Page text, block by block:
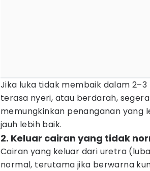
Jika luka tidak membaik dalam
terasa nyeri, atau berdarah,
memungkinkan penanganan yang
jauh lebih baik.
2. Keluar cairan yang tidak
Cairan yang keluar dari uretra
normal, terutama jika berwarna